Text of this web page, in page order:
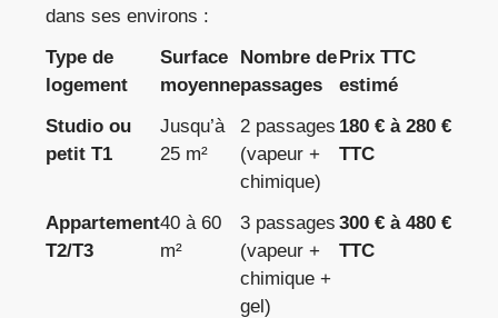
dans ses environs :
Type de
logement
Surface
moyenne
Nombre de
passages
Prix TTC
estimé
Studio ou
petit T1
Jusqu’à
25 m²
2 passages
(vapeur +
chimique)
180 € à 280 €
TTC
Appartement
T2/T3
40 à 60
m²
3 passages
(vapeur +
chimique +
gel)
300 € à 480 €
TTC